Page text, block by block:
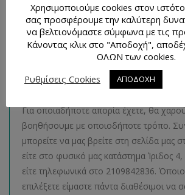
Μπορείτε να βρείτε πολλά παρόμοια
κατηγορίας στο ηλεκτρονικό μας
ακολουθώντας τον σύνδεσμο εδώ.
Τρόποι Επικοινωνίας και
Απορίες
Για οποιαδήποτε απορία έχετε, θα
βοηθήσουμε με οποιοδήποτε τρόπο.
μπορείτε να μας βρείτε στη σελίδα μας
είτε στο φυσικό μας κατάστημα Ίριδος
είτε τηλεφωνικά στο 2109842836.
επιλέξετε είμαστε πάντα διαθέσιμοι
Χρησιμοποιούμε cookies στον
σας προσφέρουμε την καλύτερη
να βελτιονόμαστε σύμφωνα με τις
Κάνοντας κλικ στο "Αποδοχή",
ΟΛΩΝ των cookies.
Ρυθμίσεις Cookies
ΑΠΟΔΟΧΗ